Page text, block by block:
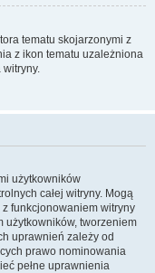
tematu skojarzonymi z
z ikon tematu uzależniona
użytkowników
całej witryny. Mogą
funkcjonowaniem witryny
użytkowników, tworzeniem
uprawnień zależy od
prawo nominowania
pełne uprawnienia